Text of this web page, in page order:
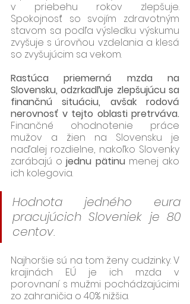
v priebehu rokov zlepšuje.
Spokojnosť so svojím zdravotným
stavom sa podľa výsledku výskumu
zvyšuje s úrovňou vzdelania a klesá
so zvyšujúcim sa vekom.
Rastúca priemerná mzda na
Slovensku, odzrkadľuje zlepšujúcu sa
finančnú situáciu, avšak rodová
nerovnosť v tejto oblasti pretrváva.
Finančné ohodnotenie práce
mužov a žien na Slovensku je
naďalej rozdielne, nakoľko Slovenky
zarábajú o jednu pätinu menej ako
ich kolegovia.
Hodnota jedného eura
pracujúcich Sloveniek je 80
centov.
Najhoršie sú na tom ženy cudzinky. V
krajinách EÚ je ich mzda v
porovnaní s mužmi pochádzajúcimi
zo zahraničia o 40% nižšia.